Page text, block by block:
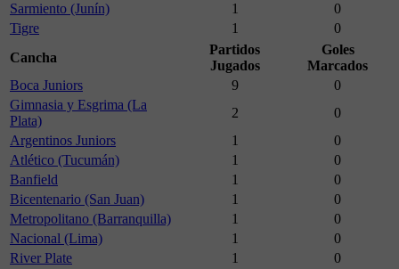
Sarmiento (Junín)
1
0
Tigre
1
0
Cancha
Partidos
Jugados
Goles
Marcados
Boca Juniors
9
0
Gimnasia y Esgrima (La
Plata)
2
0
Argentinos Juniors
1
0
Atlético (Tucumán)
1
0
Banfield
1
0
Bicentenario (San Juan)
1
0
Metropolitano (Barranquilla)
1
0
Nacional (Lima)
1
0
River Plate
1
0